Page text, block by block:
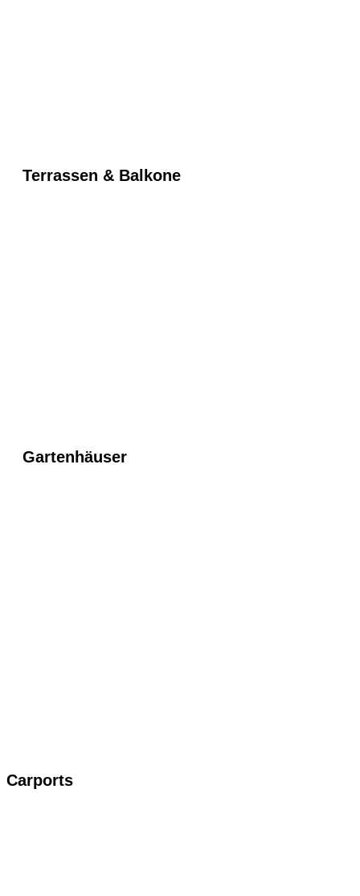
Terrassen & Balkone
Gartenhäuser
Carports